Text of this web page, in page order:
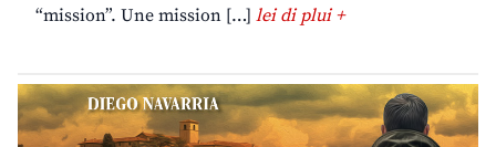
“mission”. Une mission […] lei di plui +